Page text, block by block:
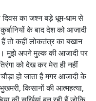
दिवस का जश्न बड़े धूम-धाम से
के बाद देश को आजादी
तो कहीं लोकतंत्र का बखान
मुझे अपने मुल्क की आजादी पर
को देख कर मेरा ही नहीं
हो जाता है मगर आजादी के
किसानों की आत्महत्या,